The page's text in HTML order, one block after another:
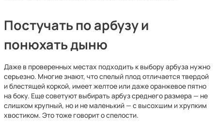
Постучать по арбузу и
понюхать дыню
Даже в проверенных местах подходить к выбору арбуза нужно
серьезно. Многие знают, что спелый плод отличается твердой
и блестящей коркой, имеет желтое или даже оранжевое пятно
на боку. Еще советуют выбирать арбуз среднего размера — не
слишком крупный, но и не маленький — с высохшим и хрупким
хвостиком. Это тоже говорит о спелости.